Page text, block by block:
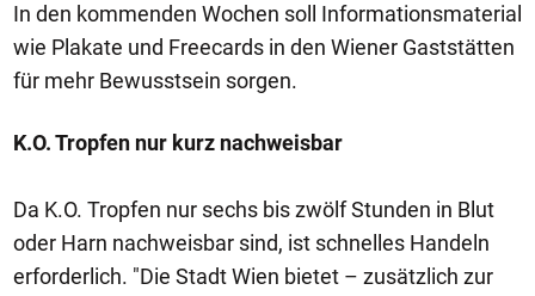
In den kommenden Wochen soll Informationsmaterial
wie Plakate und Freecards in den Wiener Gaststätten
für mehr Bewusstsein sorgen.
K.O. Tropfen nur kurz nachweisbar
Da K.O. Tropfen nur sechs bis zwölf Stunden in Blut
oder Harn nachweisbar sind, ist schnelles Handeln
erforderlich. "Die Stadt Wien bietet – zusätzlich zur